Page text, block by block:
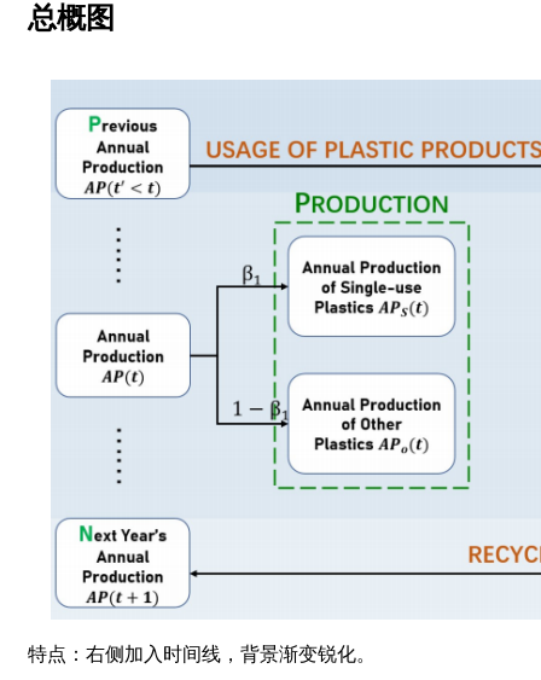
总概图
特点：右侧加入时间线，背景渐变锐化。